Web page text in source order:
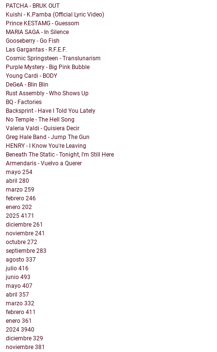
PATCHA - BRUK OUT
Kuishi - K.Pamba (Official Lyric Video)
Prince KESTAMG - Guessom
MARIA SAGA - In Silence
Gooseberry - Go Fish
Las Gargantas - R.F.E.F.
Cosmic Springsteen - Translunarism
Purple Mystery - Big Pink Bubble
Young Cardi - BODY
DeGeA - Blin Blin
Rust Assembly - Who Shows Up
BQ - Factories
Backsprint - Have I Told You Lately
No Temple - The Hell Song
Valeria Valdi - Quisiera Decir
Greg Hale Band - Jump The Gun
HENRY - I Know You're Leaving
Beneath The Static - Tonight, I'm Still Here
Armendaris - Vuelvo a Querer
mayo 254
abril 280
marzo 259
febrero 246
enero 202
2025 4171
diciembre 261
noviembre 241
octubre 272
septiembre 283
agosto 337
julio 416
junio 493
mayo 407
abril 357
marzo 332
febrero 411
enero 361
2024 3940
diciembre 329
noviembre 381